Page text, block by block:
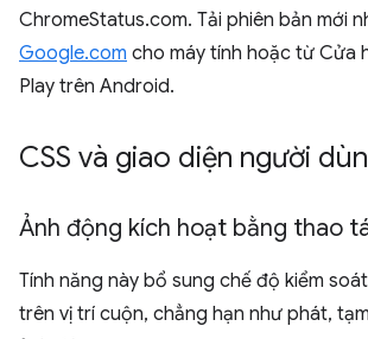
ChromeStatus.com. Tải phiên bản mới
Google.com cho máy tính hoặc từ Cửa
Play trên Android.
CSS và giao diện người
Ảnh động kích hoạt bằng thao
Tính năng này bổ sung chế độ kiểm
trên vị trí cuộn, chẳng hạn như phát,